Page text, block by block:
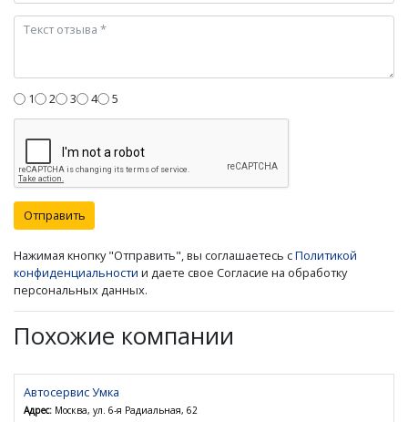
1 2 3 4 5
Отправить
Нажимая кнопку "Отправить", вы соглашаетесь сПолитикой
конфиденциальности и даете свое Согласие на обработку
персональных данных.
Похожие компании
Автосервис Умка
Адрес: Москва, ул. 6-я Радиальная, 62